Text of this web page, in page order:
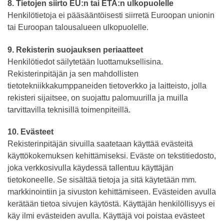
8. Tietojen siirto EU:n tai ETA:n ulkopuolelle
Henkilötietoja ei pääsääntöisesti siirretä Euroopan unionin
tai Euroopan talousalueen ulkopuolelle.
9. Rekisterin suojauksen periaatteet
Henkilötiedot säilytetään luottamuksellisina.
Rekisterinpitäjän ja sen mahdollisten
tietotekniikkakumppaneiden tietoverkko ja laitteisto, jolla
rekisteri sijaitsee, on suojattu palomuurilla ja muilla
tarvittavilla teknisillä toimenpiteillä.
10. Evästeet
Rekisterinpitäjän sivuilla saatetaan käyttää evästeitä
käyttökokemuksen kehittämiseksi. Eväste on tekstitiedosto,
joka verkkosivulla käydessä tallentuu käyttäjän
tietokoneelle. Se sisältää tietoja ja sitä käytetään mm.
markkinointiin ja sivuston kehittämiseen. Evästeiden avulla
kerätään tietoa sivujen käytöstä. Käyttäjän henkilöllisyys ei
käy ilmi evästeiden avulla. Käyttäjä voi poistaa evästeet